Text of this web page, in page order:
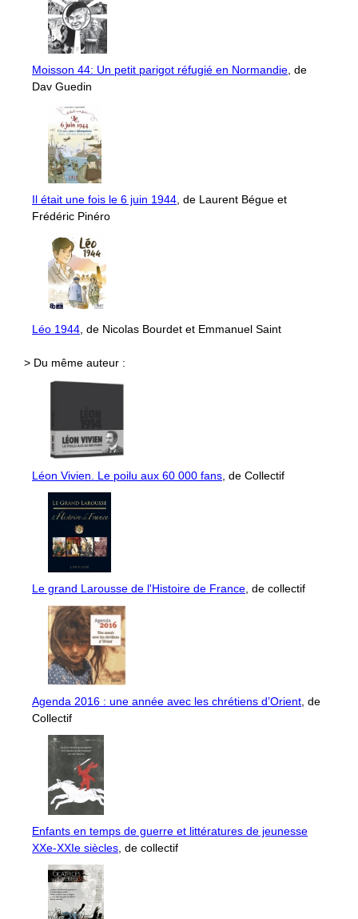
Moisson 44: Un petit parigot réfugié en Normandie , de
Dav Guedin
Il était une fois le 6 juin 1944 , de Laurent Bégue et
Frédéric Pinéro
Léo 1944 , de Nicolas Bourdet et Emmanuel Saint
> Du même auteur :
Léon Vivien. Le poilu aux 60 000 fans , de Collectif
Le grand Larousse de l'Histoire de France , de collectif
Agenda 2016 : une année avec les chrétiens d’Orient , de
Collectif
Enfants en temps de guerre et littératures de jeunesse
XXe-XXIe siècles , de collectif